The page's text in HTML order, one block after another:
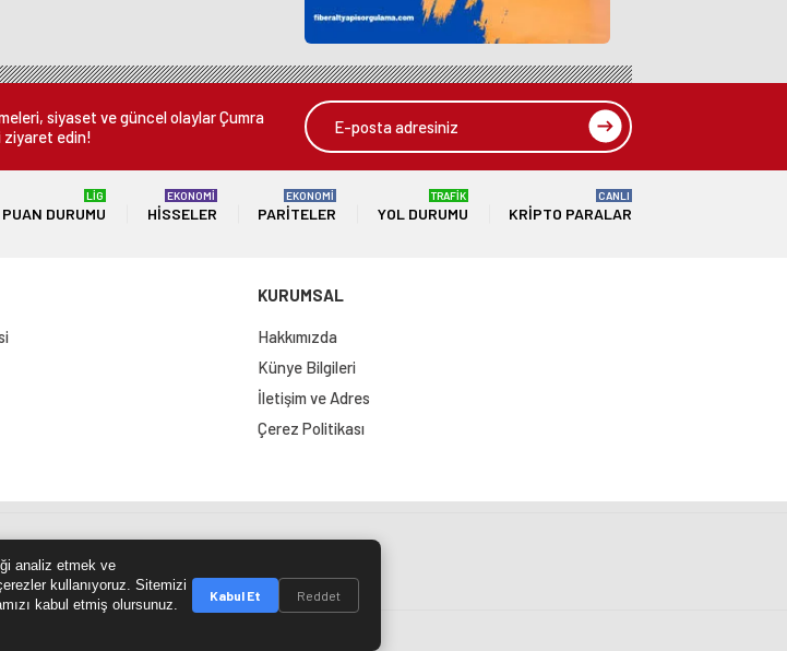
siyaset ve güncel olaylar Çumra
ziyaret edin!
PUAN DURUMU
LİG
HISSELER
EKONOMİ
PARITELER
EKONOMİ
YOL DURUMU
TRAFİK
KRIPTO PARALAR
CANLI
KURUMSAL
Hakkımızda
Künye Bilgileri
İletişim ve Adres
Çerez Politikası
Çumra Postası
analiz etmek ve
kullanıyoruz. Sitemizi
kabul etmiş olursunuz.
Kabul Et Reddet